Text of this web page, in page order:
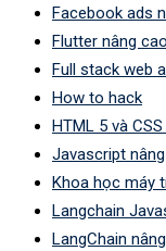
Facebook ads
Flutter nâng cao
Full stack web
How to hack
HTML 5 và
Javascript
Khoa học máy
Langchain
LangChain